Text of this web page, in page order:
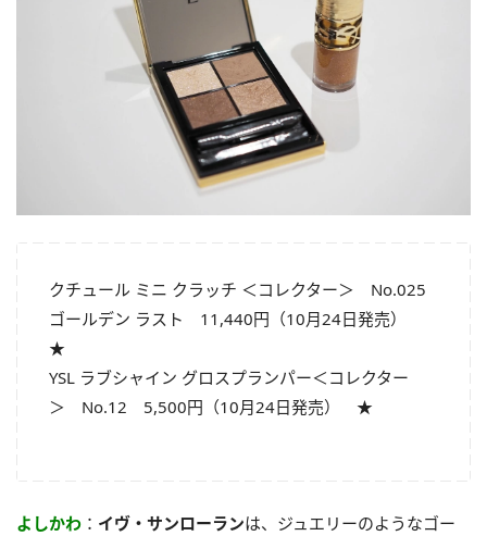
クチュール ミニ クラッチ ＜コレクター＞ No.025
ゴールデン ラスト 11,440円（10月24日発売）
★
YSL ラブシャイン グロスプランパー＜コレクター
＞ No.12 5,500円（10月24日発売） ★
よしかわ ： イヴ・サンローランは、ジュエリーのようなゴー